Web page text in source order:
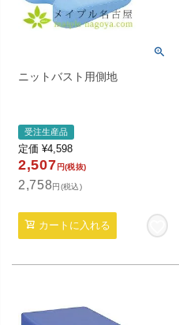
ニットバスト用側地
受注生産品
定価 ¥4,598
2,507 円(税抜)
2,758円(税込)
カートに入れる